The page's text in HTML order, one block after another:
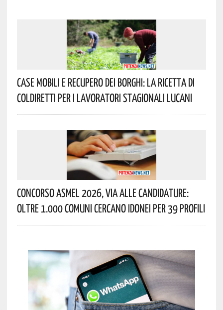
Case Mobili E Recupero Dei Borghi: La Ricetta Di
Coldiretti Per I Lavoratori Stagionali Lucani
Concorso Asmel 2026, Via Alle Candidature:
Oltre 1.000 Comuni Cercano Idonei Per 39 Profili